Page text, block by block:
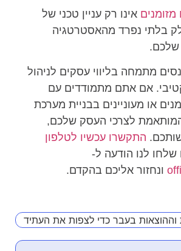
מזומנים אינו רק עניין טכני של
בלתי נפרד מהאסטרטגיה
שלכם.
מתמחה בליווי עסקים לניהול
אם אתם מתמודדים עם
או מעוניינים בבניית מערכת
לצרכי העסק שלכם,
התקשרו עכשיו לטלפון
שלחו לנו הודעה ל-
ונחזור אליכם בהקדם.